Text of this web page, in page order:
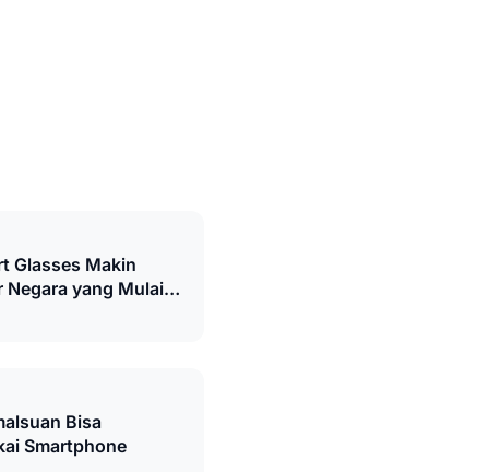
Glasses Makin
Negara yang Mulai
Bisa
Smartphone